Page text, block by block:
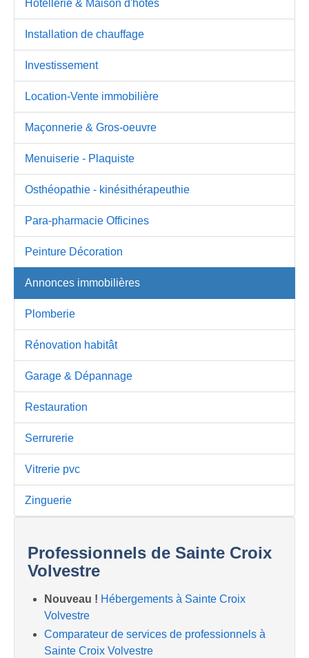
Hotellerie & Maison d'hôtes
Installation de chauffage
Investissement
Location-Vente immobilière
Maçonnerie & Gros-oeuvre
Menuiserie - Plaquiste
Osthéopathie - kinésithérapeuthie
Para-pharmacie Officines
Peinture Décoration
Annonces immobilières
Plomberie
Rénovation habitât
Garage & Dépannage
Restauration
Serrurerie
Vitrerie pvc
Zinguerie
Professionnels de Sainte Croix
Volvestre
Nouveau ! Hébergements à Sainte Croix
Volvestre
Comparateur de services de professionnels à
Sainte Croix Volvestre